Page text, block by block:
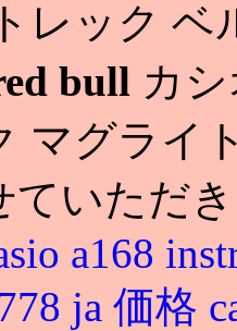
レック ベ
bull カ
マグライ
ていただ
a168
ja 価格